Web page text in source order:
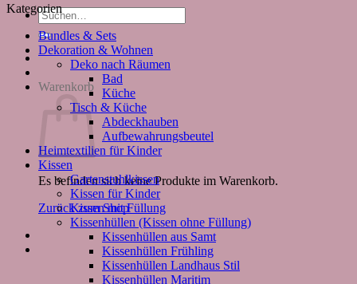
Suchen
nach:
Warenkorb
Es befinden sich keine Produkte im Warenkorb.
Zurück zum Shop
Kategorien
Bundles & Sets
Dekoration & Wohnen
Deko nach Räumen
Bad
Küche
Tisch & Küche
Abdeckhauben
Aufbewahrungsbeutel
Heimtextilien für Kinder
Kissen
Gartenstuhlkissen
Kissen für Kinder
Kissen mit Füllung
Kissenhüllen (Kissen ohne Füllung)
Kissenhüllen aus Samt
Kissenhüllen Frühling
Kissenhüllen Landhaus Stil
Kissenhüllen Maritim